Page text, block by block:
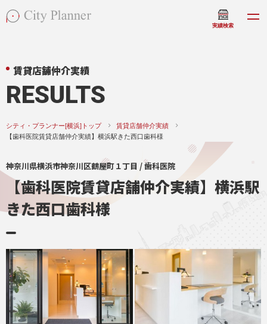
実績検索
賃貸店舗仲介実績
RESULTS
シティ・プランナー[横浜]トップ
賃貸店舗仲介実績
【歯科医院賃貸店舗仲介実績】横浜駅きた西口歯科様
神奈川県横浜市神奈川区鶴屋町１丁目 / 歯科医院
【歯科医院賃貸店舗仲介実績】横浜駅
きた西口歯科様